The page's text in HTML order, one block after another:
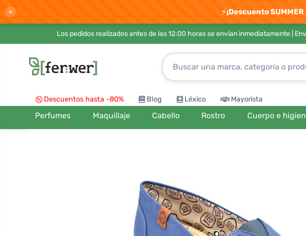
× ⚡¡Descuento
Los pedidos realizados antes de las 12:00 horas se envían inmediatamente |
Descuentos hasta -80% Blog Léxico Mayorista
Perfumes Maquillaje Cabello Rostro Cuerpo e